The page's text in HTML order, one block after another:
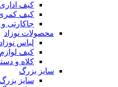
کیف اداری
کیف کمری
جاکارتی
محصولات نوزاد
لباس
کیف لوازم
کلاه و
سایز بزرگ
سایز